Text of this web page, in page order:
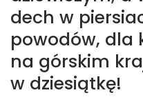
dech w
powodów, dla
na górskim
w dziesiątkę!